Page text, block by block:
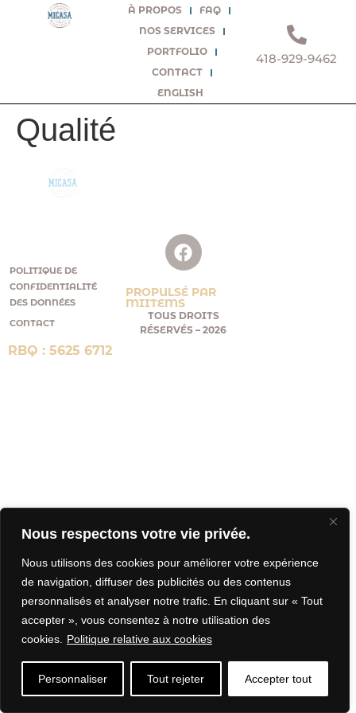
Nous respectons votre vie privée.
Nous utilisons des cookies pour améliorer votre expérience
de navigation, diffuser des publicités ou des contenus
personnalisés et analyser notre trafic. En cliquant sur « Tout
accepter », vous consentez à notre utilisation des
cookies.
Politique relative aux cookies
Personnaliser Tout rejeter Accepter tout
À PROPOS
FAQ
NOS SERVICES
PORTFOLIO
CONTACT
ENGLISH
418-929-9462
Qualité
POLITIQUE DE
CONFIDENTIALITÉ
DES DONNÉES
CONTACT
RBQ : 5625 6712
PROPULSÉ PAR
MIITEMS
TOUS DROITS
RÉSERVÉS – 2026